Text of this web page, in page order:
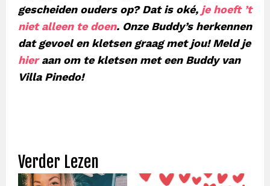
gescheiden ouders op? Dat is oké, je hoeft ’t
niet alleen te doen. Onze Buddy’s herkennen
dat gevoel en kletsen graag met jou! Meld je
hieraan om te kletsen met een Buddy van
Villa Pinedo!
Verder Lezen